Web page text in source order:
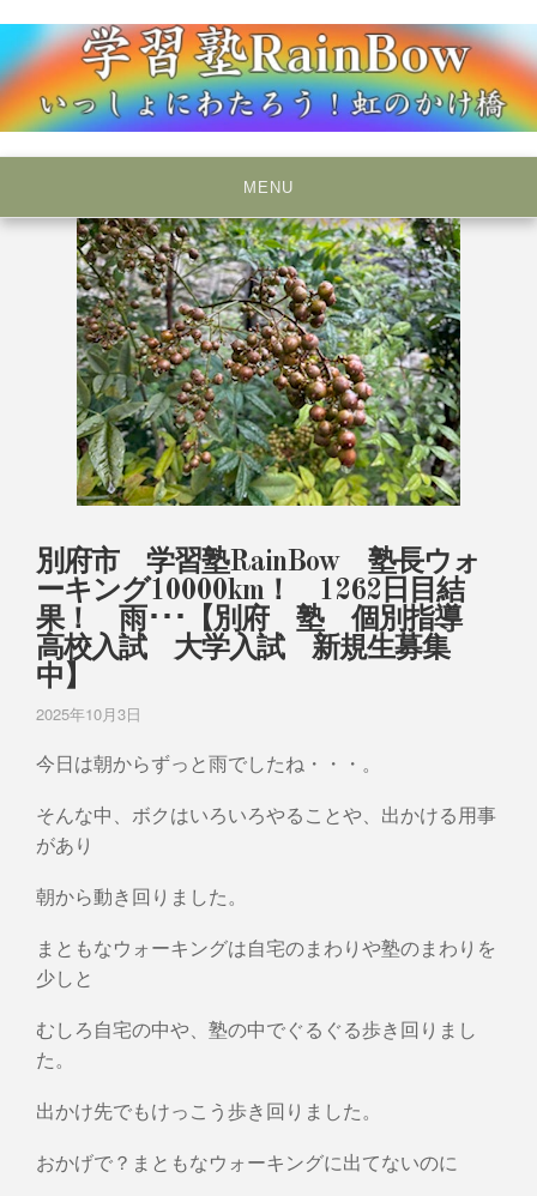
to
content
学習塾RainBow
MENU
別府市 学習塾RainBow 塾長ウォ
ーキング10000km！ 1262日目結
果！ 雨･･･【別府 塾 個別指導
高校入試 大学入試 新規生募集
中】
2025年10月3日
今日は朝からずっと雨でしたね・・・。
そんな中、ボクはいろいろやることや、出かける用事
があり
朝から動き回りました。
まともなウォーキングは自宅のまわりや塾のまわりを
少しと
むしろ自宅の中や、塾の中でぐるぐる歩き回りまし
た。
出かけ先でもけっこう歩き回りました。
おかげで？まともなウォーキングに出てないのに